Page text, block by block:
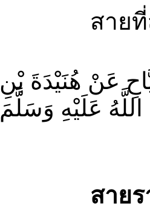
สายที่ส
عَنْ هُنَيْدَةَ بْنِ
عَلَيْهِ وَسَلَّمَ
สายรายง